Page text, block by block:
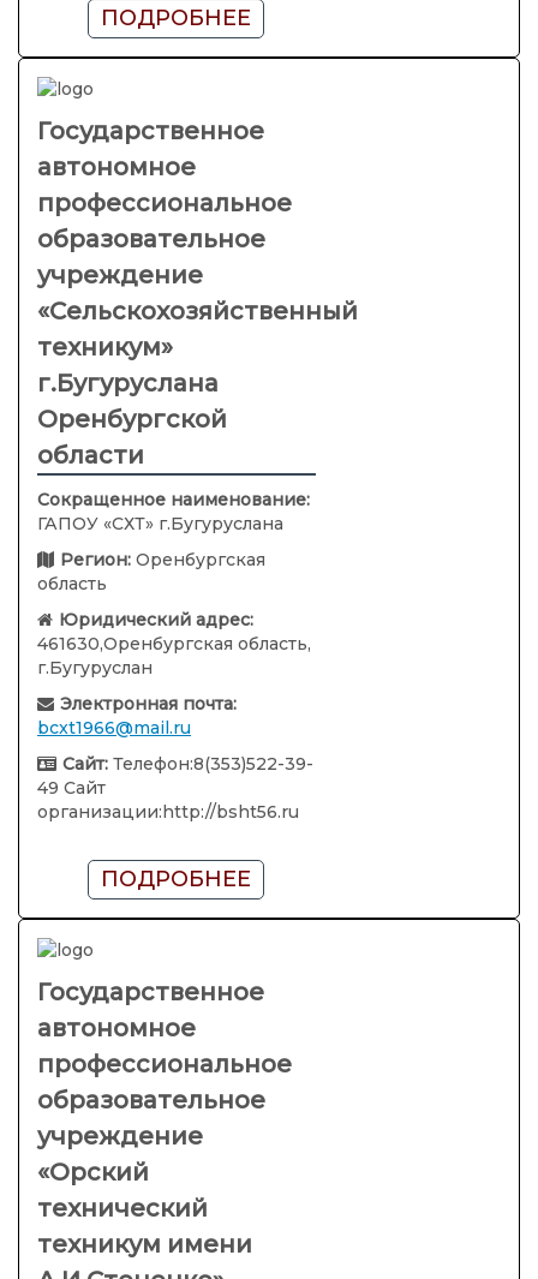
ПОДРОБНЕЕ
Государственное
автономное
профессиональное
образовательное
учреждение
«Сельскохозяйственный
техникум»
г.Бугуруслана
Оренбургской
области
Сокращенное наименование:
ГАПОУ «СХТ» г.Бугуруслана
Регион: Оренбургская
область
Юридический адрес:
461630,Оренбургская область,
г.Бугуруслан
Электронная почта:
bcxt1966@mail.ru
Сайт: Телефон:8(353)522-39-
49 Сайт
организации:http://bsht56.ru
ПОДРОБНЕЕ
Государственное
автономное
профессиональное
образовательное
учреждение
«Орский
технический
техникум имени